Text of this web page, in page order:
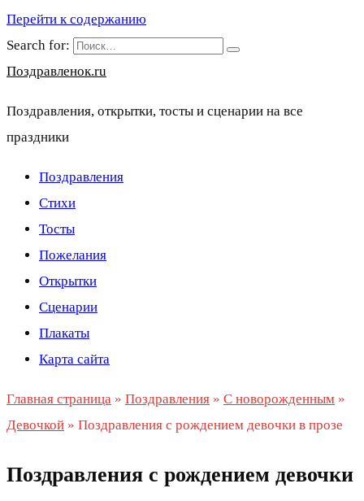
Перейти к содержанию
Search for:
Поздравленок.ru
Поздравления, открытки, тосты и сценарии на все
праздники
Поздравления
Стихи
Тосты
Пожелания
Открытки
Сценарии
Плакаты
Карта сайта
Главная страница » Поздравления » С новорожденным »
Девочкой » Поздравления с рождением девочки в прозе
Поздравления с рождением девочки